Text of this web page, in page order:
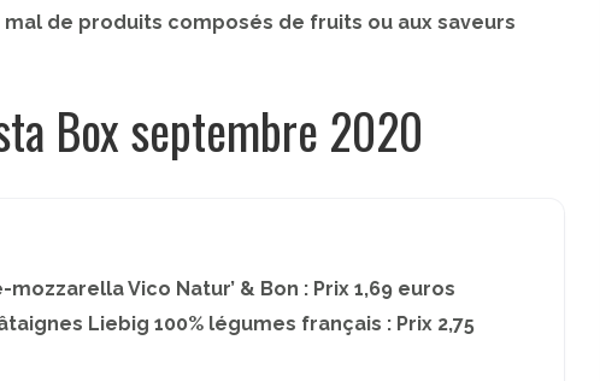
de produits composés de fruits ou aux saveurs
Box septembre 2020
Vico Natur’ & Bon : Prix 1,69 euros
Liebig 100% légumes français : Prix 2,75